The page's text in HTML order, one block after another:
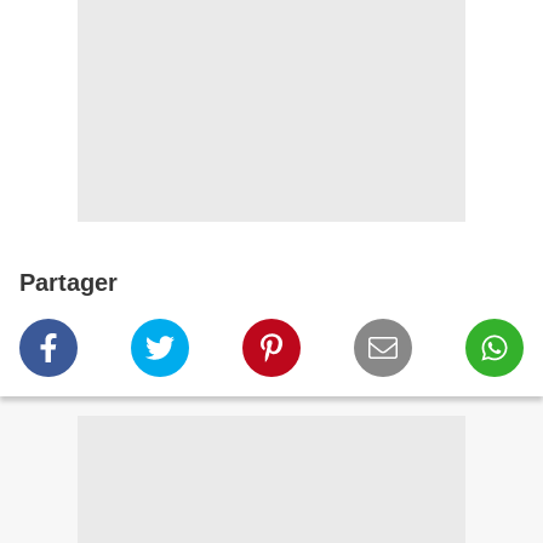
Partager